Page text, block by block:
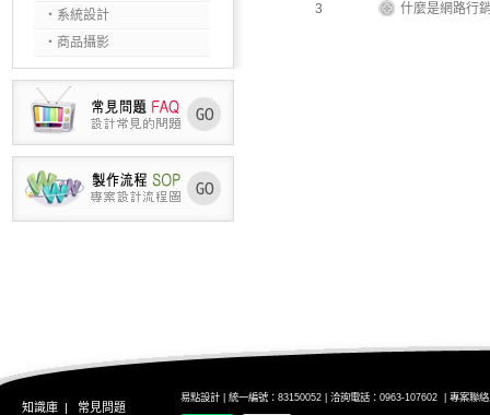
‧系統設計
‧商品攝影
3
什麼是網路行
知識庫 | 常見問題
易點設計 | 統一編號：83150052 洽詢電話： 0963-107602 | 專案聯